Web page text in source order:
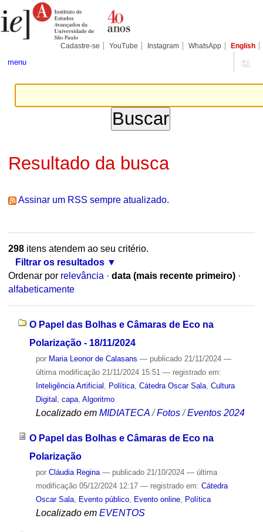
para
conteúdo.
Pessoais
Cadastre-se YouTube Instagram WhatsApp English
menu
Resultado da busca
Assinar um RSS sempre atualizado.
298itens atendem ao seu critério.
Filtrar os resultados
Ordenar por relevância · data (mais recente primeiro) ·
alfabeticamente
O Papel das Bolhas e Câmaras de Eco na
Polarização - 18/11/2024
por Maria Leonor de Calasans — publicado21/11/2024 —
última modificação21/11/2024 15:51 — registrado em:
Inteligência Artificial
Política, Cátedra Oscar Sala, Cultura
Digital
capa, Algoritmo
Localizado em MIDIATECA /Fotos /Eventos 2024
O Papel das Bolhas e Câmaras de Eco na
Polarização
por Cláudia Regina — publicado21/10/2024 — última
modificação05/12/2024 12:17 — registrado em: Cátedra
Oscar Sala, Evento público, Evento online, Política
Localizado em EVENTOS